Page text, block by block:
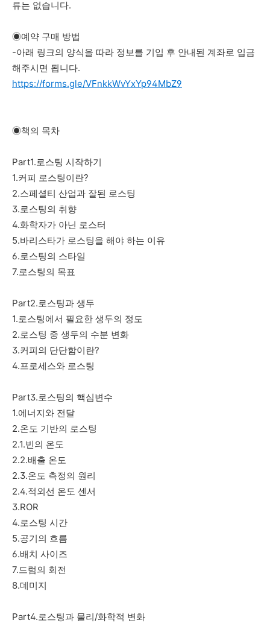
류는 없습니다.
◉예약 구매 방법
-아래 링크의 양식을 따라 정보를 기입 후 안내된 계좌로 입금
해주시면 됩니다.
https://forms.gle/VFnkkWvYxYp94MbZ9
◉책의 목차
Part1.로스팅 시작하기
1.커피 로스팅이란?
2.스페셜티 산업과 잘된 로스팅
3.로스팅의 취향
4.화학자가 아닌 로스터
5.바리스타가 로스팅을 해야 하는 이유
6.로스팅의 스타일
7.로스팅의 목표
Part2.로스팅과 생두
1.로스팅에서 필요한 생두의 정도
2.로스팅 중 생두의 수분 변화
3.커피의 단단함이란?
4.프로세스와 로스팅
Part3.로스팅의 핵심변수
1.에너지와 전달
2.온도 기반의 로스팅
2.1.빈의 온도
2.2.배출 온도
2.3.온도 측정의 원리
2.4.적외선 온도 센서
3.ROR
4.로스팅 시간
5.공기의 흐름
6.배치 사이즈
7.드럼의 회전
8.데미지
Part4.로스팅과 물리/화학적 변화